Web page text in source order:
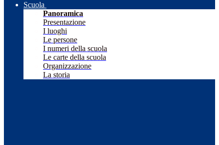
Scuola
Panoramica
Presentazione
I luoghi
Le persone
I numeri della scuola
Le carte della scuola
Organizzazione
La storia